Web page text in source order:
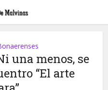
una menos, se
“El arte